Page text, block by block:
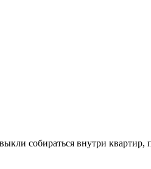
собираться внутри квартир,